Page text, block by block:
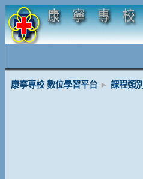
康寧專校 數位學習平台 ► 課程類別